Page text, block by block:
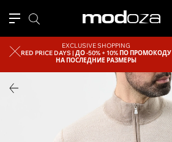
EXCLUSIVE SHOPPING
RED PRICE DAYS |ДО -50% + 10% ПО ПРОМОКОДУ
НА ПОСЛЕДНИЕ РАЗМЕРЫ